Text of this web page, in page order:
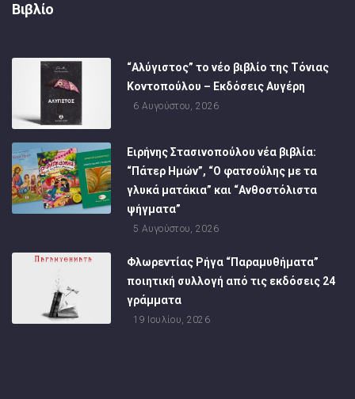
Βιβλίο
“Αλύγιστος” το νέο βιβλίο της Τόνιας
Κοντοπούλου – Εκδόσεις Αυγέρη
6 Αυγούστου, 2026
Ειρήνης Στασινοπούλου νέα βιβλία:
“Πάτερ Ημών”, “Ο φατσούλης με τα
γλυκά ματάκια” και “Ανθοστόλιστα
ψήγματα”
5 Αυγούστου, 2026
Φλωρεντίας Ρήγα “Παραμυθήματα”
ποιητική συλλογή από τις εκδόσεις 24
γράμματα
19 Ιουλίου, 2026